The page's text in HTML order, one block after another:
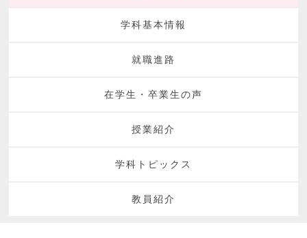
学科基本情報
就職進路
在学生・卒業生の声
授業紹介
学科トピックス
教員紹介